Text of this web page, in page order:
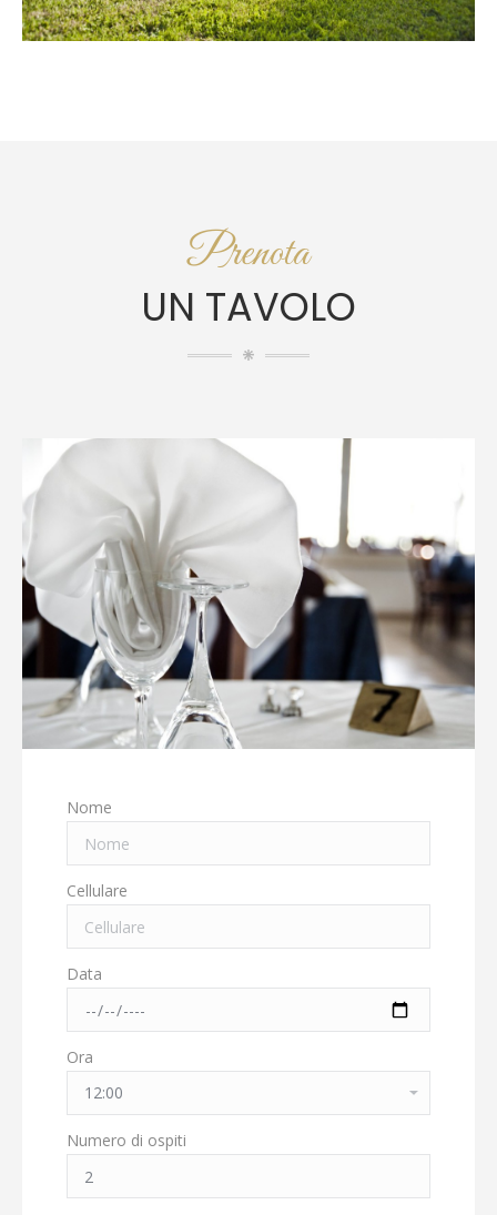
Prenota
UN TAVOLO
Nome
Cellulare
Data
Ora
Numero di ospiti